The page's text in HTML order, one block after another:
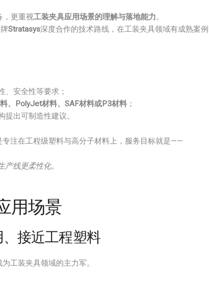
，更重视工装夹具应用场景的理解与落地能力。
Stratasys深度合作的技术路线，在工装夹具领域有成熟案例
、安全性等要求；
、PolyJet材料、SAF材料或P3材料 ；
出可制造性建议。
专注在工程级塑料与高分子材料上，服务目标就是——
线更柔性化。
用场景
接近工程塑料
工装夹具领域的主力军。